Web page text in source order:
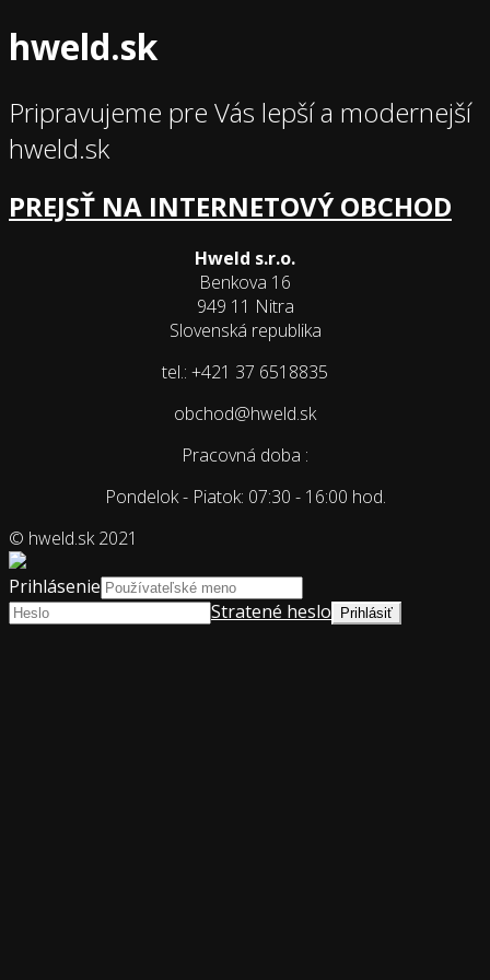
hweld.sk
Pripravujeme pre Vás lepší a modernejší
hweld.sk
PREJSŤ NA INTERNETOVÝ OBCHOD
Hweld s.r.o.
Benkova 16
949 11 Nitra
Slovenská republika
tel.: +421 37 6518835
obchod@hweld.sk
Pracovná doba :
Pondelok - Piatok: 07:30 - 16:00 hod.
© hweld.sk 2021
Prihlásenie
Stratené heslo